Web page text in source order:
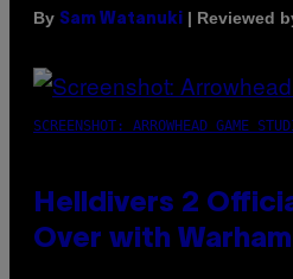
By Sam Watanuki | Reviewed
SCREENSHOT: ARROWHEAD GAME
Helldivers 2
Over with